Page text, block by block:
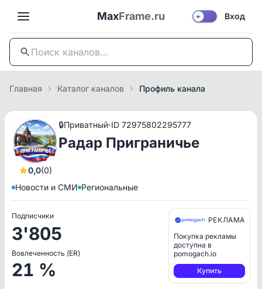
MaxFrame.ru ☀️ Вход
Главная Каталог каналов Профиль канала
0,0(0)
🔒Приватный·ID 72975802295777
Радар Приграничье
Новости и СМИ Региональные
Подписчики
3'805
Вовлеченность (ER)
21 %
РЕКЛАМА
Покупка рекламы
доступна в
pomogach.io
Купить